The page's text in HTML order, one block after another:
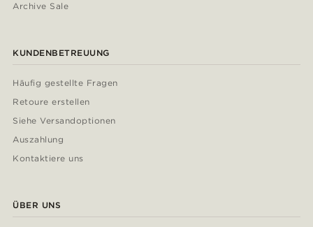
Archive Sale
KUNDENBETREUUNG
Häufig gestellte Fragen
Retoure erstellen
Siehe Versandoptionen
Auszahlung
Kontaktiere uns
ÜBER UNS